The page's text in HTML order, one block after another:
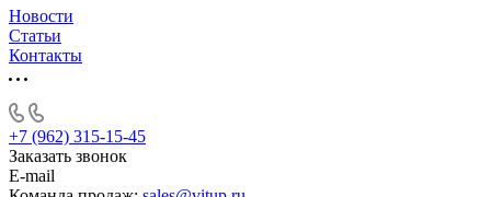
Новости
Статьи
Контакты
+7 (962) 315-15-45
Заказать звонок
E-mail